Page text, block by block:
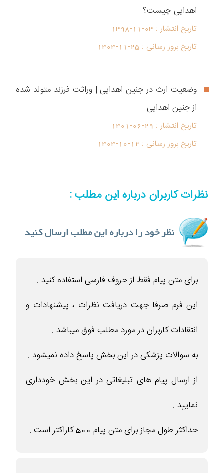
اهدایی چیست؟
تاریخ انتشار : 1398-11-03
تاریخ بروز رسانی : 1404-11-25
وضعیت ارث در جنین اهدایی | وراثت فرزند متولد شده
از جنین اهدایی
تاریخ انتشار : 1401-06-29
تاریخ بروز رسانی : 1404-10-12
نظرات کاربران درباره این مطلب :
برای متن پیام فقط از حروف فارسی استفاده کنید .
این فرم صرفا جهت دریافت نظرات ، پیشنهادات و
انتقادات کاربران در مورد مطلب فوق میباشد .
به سوالات پزشکی در این بخش پاسخ داده نمیشود .
از ارسال پیام های تبلیغاتی در این بخش خودداری
نمایید .
حداکثر طول مجاز برای متن پیام 500 کاراکتر است .